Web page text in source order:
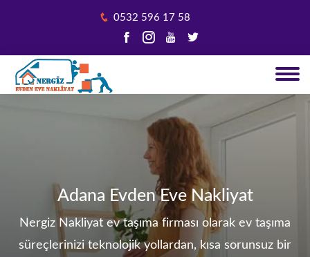
0532 596 17 58
Adana Evden Eve Nakliyat
Nergiz Nakliyat ev taşıma firması olarak ev taşıma
süreçlerinizi teknolojik yollardan, kısa sorunsuz bir